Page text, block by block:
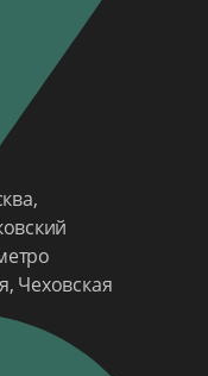
Чеховская